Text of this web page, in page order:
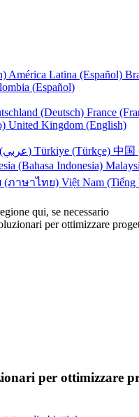
América Latina (Español)
(Español)
(Deutsch) France
United Kingdom (English)
UAE (عربي) Türkiye (Türkçe) 中国
(Bahasa Indonesia)
(ภาษาไทย) Việt Nam (Tiếng
qui, se necessario
per ottimizzare
per ottimizzare